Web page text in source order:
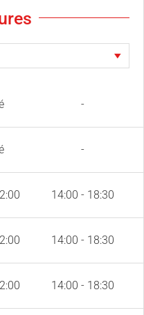
-
-
14:00 - 18:30
14:00 - 18:30
14:00 - 18:30